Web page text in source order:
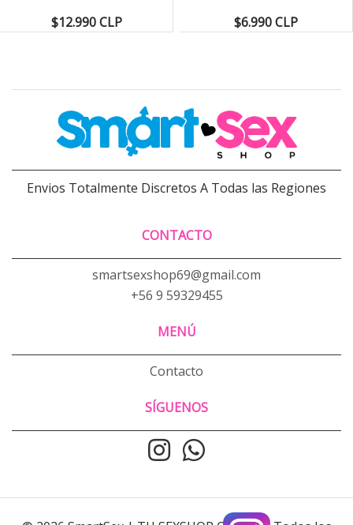
$12.990 CLP
$6.990 CLP
Envios Totalmente Discretos A Todas las Regiones
CONTACTO
smartsexshop69@gmail.com
+56 9 59329455
MENÚ
Contacto
SÍGUENOS